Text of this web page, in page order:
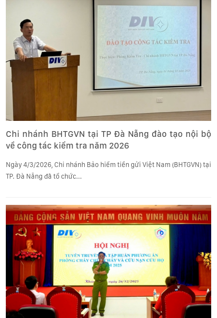
Chi nhánh BHTGVN tại TP Đà Nẵng đào tạo nội bộ
về công tác kiểm tra năm 2026
Ngày 4/3/2026, Chi nhánh Bảo hiểm tiền gửi Việt Nam (BHTGVN) tại
TP. Đà Nẵng đã tổ chức...